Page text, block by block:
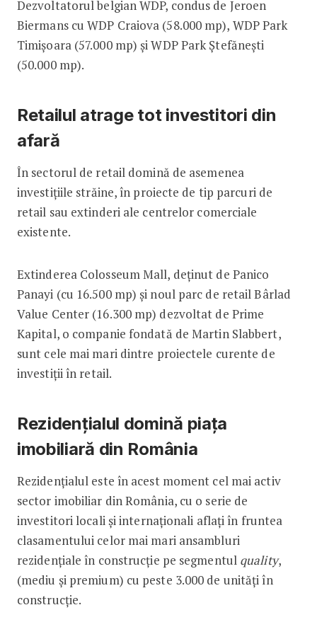
Dezvoltatorul belgian WDP, condus de Jeroen
Biermans cu WDP Craiova (58.000 mp), WDP Park
Timișoara (57.000 mp) și WDP Park Ștefănești
(50.000 mp).
Retailul atrage tot investitori din
afară
În sectorul de retail domină de asemenea
investițiile străine, în proiecte de tip parcuri de
retail sau extinderi ale centrelor comerciale
existente.
Extinderea Colosseum Mall, deținut de Panico
Panayi (cu 16.500 mp) și noul parc de retail Bârlad
Value Center (16.300 mp) dezvoltat de Prime
Kapital, o companie fondată de Martin Slabbert,
sunt cele mai mari dintre proiectele curente de
investiții în retail.
Rezidențialul domină piața
imobiliară din România
Rezidențialul este în acest moment cel mai activ
sector imobiliar din România, cu o serie de
investitori locali și internaționali aflați în fruntea
clasamentului celor mai mari ansambluri
rezidențiale în construcție pe segmentul quality,
(mediu și premium) cu peste 3.000 de unități în
construcție.